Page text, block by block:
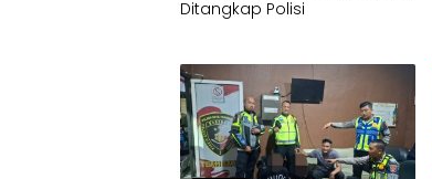
Ditangkap Polisi